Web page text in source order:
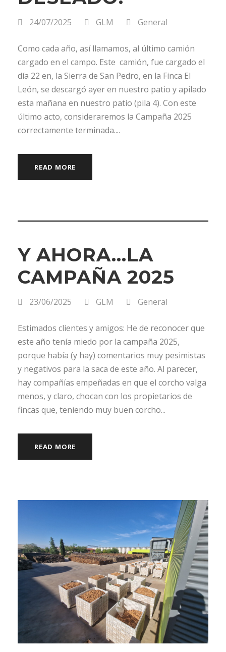
24/07/2025 GLM General
Como cada año, así llamamos, al último camión
cargado en el campo. Este camión, fue cargado el
día 22 en, la Sierra de San Pedro, en la Finca El
León, se descargó ayer en nuestro patio y apilado
esta mañana en nuestro patio (pila 4). Con este
último acto, consideraremos la Campaña 2025
correctamente terminada....
READ MORE
Y AHORA…LA
CAMPAÑA 2025
23/06/2025 GLM General
Estimados clientes y amigos: He de reconocer que
este año tenía miedo por la campaña 2025,
porque había (y hay) comentarios muy pesimistas
y negativos para la saca de este año. Al parecer,
hay compañías empeñadas en que el corcho valga
menos, y claro, chocan con los propietarios de
fincas que, teniendo muy buen corcho...
READ MORE